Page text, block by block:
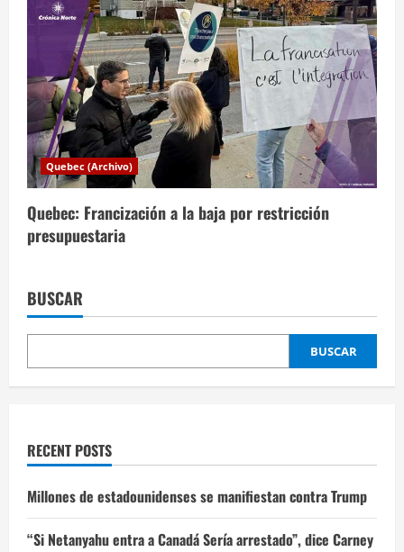
Quebec (Archivo)
Quebec: Francización a la baja por restricción
presupuestaria
BUSCAR
BUSCAR
RECENT POSTS
Millones de estadounidenses se manifiestan contra Trump
“Si Netanyahu entra a Canadá Sería arrestado”, dice Carney